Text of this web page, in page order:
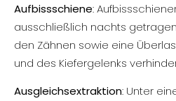
Aufbissschiene:
ausschließlich nachts
den Zähnen sowie eine
und des Kiefergelenks
Ausgleichsextraktion: Unter